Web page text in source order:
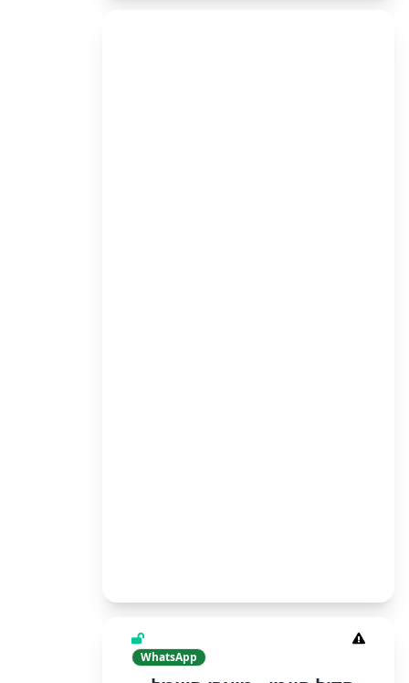
WhatsApp